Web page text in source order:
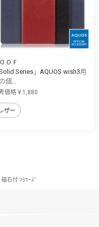
ＯＦ
Solid Series」AQUOS wish3用
個...
価格￥1,880
レザー
磁石付 ﾌﾗﾜｰｽﾞ